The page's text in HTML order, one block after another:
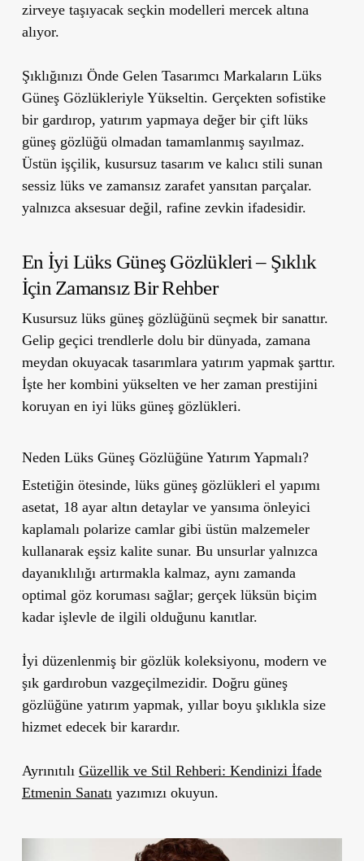
zirveye taşıyacak seçkin modelleri mercek altına
alıyor.
Şıklığınızı Önde Gelen Tasarımcı Markaların Lüks
Güneş Gözlükleriyle Yükseltin. Gerçekten sofistike
bir gardırop, yatırım yapmaya değer bir çift lüks
güneş gözlüğü olmadan tamamlanmış sayılmaz.
Üstün işçilik, kusursuz tasarım ve kalıcı stili sunan
sessiz lüks ve zamansız zarafet yansıtan parçalar.
yalnızca aksesuar değil, rafine zevkin ifadesidir.
En İyi Lüks Güneş Gözlükleri – Şıklık
İçin Zamansız Bir Rehber
Kusursuz lüks güneş gözlüğünü seçmek bir sanattır.
Gelip geçici trendlerle dolu bir dünyada, zamana
meydan okuyacak tasarımlara yatırım yapmak şarttır.
İşte her kombini yükselten ve her zaman prestijini
koruyan en iyi lüks güneş gözlükleri.
Neden Lüks Güneş Gözlüğüne Yatırım Yapmalı?
Estetiğin ötesinde, lüks güneş gözlükleri el yapımı
asetat, 18 ayar altın detaylar ve yansıma önleyici
kaplamalı polarize camlar gibi üstün malzemeler
kullanarak eşsiz kalite sunar. Bu unsurlar yalnızca
dayanıklılığı artırmakla kalmaz, aynı zamanda
optimal göz koruması sağlar; gerçek lüksün biçim
kadar işlevle de ilgili olduğunu kanıtlar.
İyi düzenlenmiş bir gözlük koleksiyonu, modern ve
şık gardırobun vazgeçilmezidir. Doğru güneş
gözlüğüne yatırım yapmak, yıllar boyu şıklıkla size
hizmet edecek bir karardır.
Ayrınıtılı Güzellik ve Stil Rehberi: Kendinizi İfade
Etmenin Sanatı yazımızı okuyun.